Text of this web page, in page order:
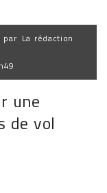
par La rédaction
une
de vol